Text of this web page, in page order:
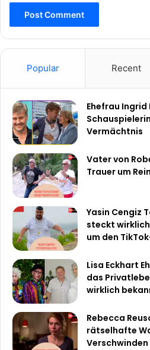
Popular Recent
Ehefrau
Vermächtnis
Vater von
Trauer um
Yasin Cengiz
steckt
um den
Lisa Eckhart
das
wirklich
Rebecca
rätselhafte
Verschwinden